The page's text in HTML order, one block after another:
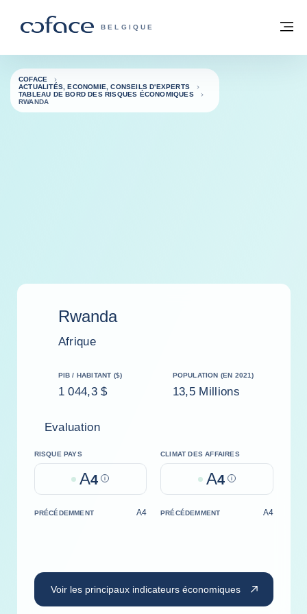
COFACE, FOR TRADE - PAGE
BELGIQUE
Retour à la page d'accueil
COFACE
ACTUALITÉS, ECONOMIE, CONSEILS D'EXPERTS
TABLEAU DE BORD DES RISQUES ÉCONOMIQUES
RWANDA
Rwanda
Afrique
PIB / HABITANT ($)
1 044,3 $
POPULATION (EN 2021)
13,5 Millions
Evaluation
RISQUE PAYS
A4 Help
CLIMAT DES AFFAIRES
A4 Help
PRÉCÉDEMMENT A4 PRÉCÉDEMMENT A4
Voir les principaux indicateurs économiques